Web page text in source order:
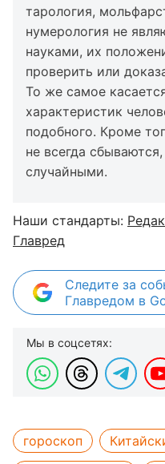
тарология,
нумерология не
науками, их
проверить или
То же самое
характеристик
подобного. Кроме
не всегда
случайными.
Наши стандарты:
Главред
Следите за
Главредом в
Мы в соцсетях:
гороскоп